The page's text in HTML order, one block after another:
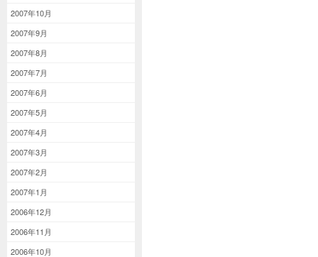
2007年10月
2007年9月
2007年8月
2007年7月
2007年6月
2007年5月
2007年4月
2007年3月
2007年2月
2007年1月
2006年12月
2006年11月
2006年10月